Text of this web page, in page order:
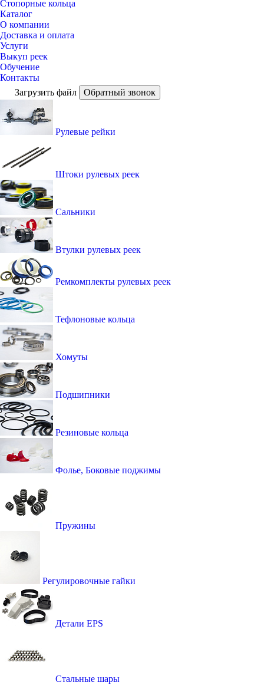
Стопорные кольца
Каталог
О компании
Доставка и оплата
Услуги
Выкуп реек
Обучение
Контакты
Загрузить файл
Обратный звонок
Рулевые рейки
Штоки рулевых реек
Сальники
Втулки рулевых реек
Ремкомплекты рулевых реек
Тефлоновые кольца
Хомуты
Подшипники
Резиновые кольца
Фолье, Боковые поджимы
Пружины
Регулировочные гайки
Детали EPS
Стальные шары